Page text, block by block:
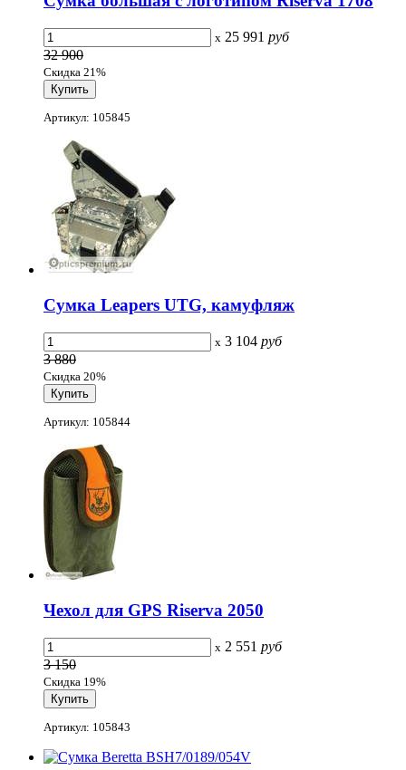
x 25 991 руб
32 900
Скидка 21%
Артикул: 105845
Сумка Leapers UTG, камуфляж
x 3 104 руб
3 880
Скидка 20%
Артикул: 105844
Чехол для GPS Riserva 2050
x 2 551 руб
3 150
Скидка 19%
Артикул: 105843